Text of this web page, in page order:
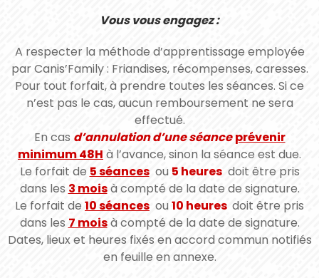
Vous vous engagez :
A respecter la méthode d’apprentissage employée
par Canis’Family : Friandises, récompenses, caresses.
Pour tout forfait, à prendre toutes les séances. Si ce
n’est pas le cas, aucun remboursement ne sera
effectué.
En cas d’annulation d’une séance prévenir
minimum 48H à l’avance, sinon la séance est due.
Le forfait de 5 séancesou 5 heuresdoit être pris
dans les 3 moisà compté de la date de signature.
Le forfait de 10 séances ou10 heures doit être pris
dans les 7 moisà compté de la date de signature.
Dates, lieux et heures fixés en accord commun notifiés
en feuille en annexe.